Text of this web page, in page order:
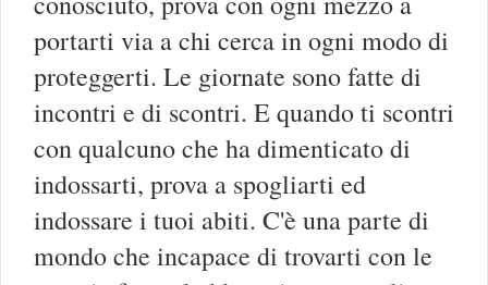
portarti via a chi cerca in ogni modo di
proteggerti. Le giornate sono fatte di
incontri e di scontri. E quando ti scontri
con qualcuno che ha dimenticato di
indossarti, prova a spogliarti ed
indossare i tuoi abiti. C'è una parte di
mondo che incapace di trovarti con le